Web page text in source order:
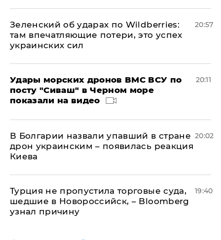
Зеленский об ударах по Wildberries:
там впечатляющие потери, это успех
украинских сил
20:57
Удары морских дронов ВМС ВСУ по
посту "Сиваш" в Черном море
показали на видео
20:11
В Болгарии назвали упавший в стране
дрон украинским – появилась реакция
Киева
20:02
Турция не пропустила торговые суда,
шедшие в Новороссийск, – Bloomberg
узнал причину
19:40